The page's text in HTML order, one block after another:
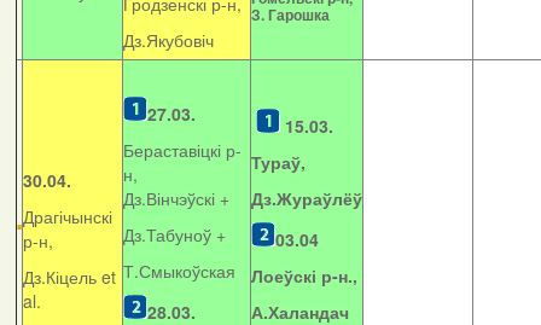
Дз.Якубовіч
З. Гарошка
30.04.
Драгічынскі
р-н,
Дз.Кіцель et
al.
27.03.
Бераставіцкі р-
н,
Дз.Вінчэўскі +
Дз.Табуноў +
Т.Смыкоўская
28.03.
15.03.
Тураў,
Дз.Жураўлёў
03.04
Лоеўскі р-н.,
А.Халандач